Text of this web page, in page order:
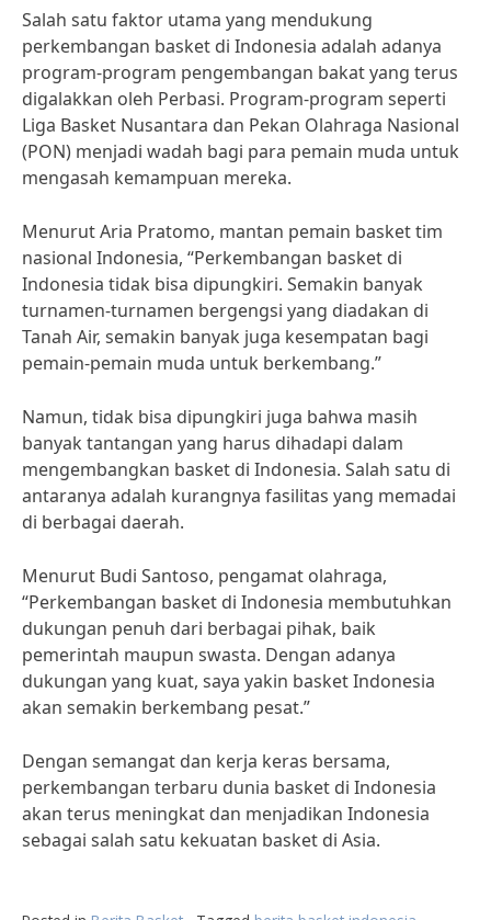
Salah satu faktor utama yang mendukung
perkembangan basket di Indonesia adalah adanya
program-program pengembangan bakat yang terus
digalakkan oleh Perbasi. Program-program seperti
Liga Basket Nusantara dan Pekan Olahraga Nasional
(PON) menjadi wadah bagi para pemain muda untuk
mengasah kemampuan mereka.
Menurut Aria Pratomo, mantan pemain basket tim
nasional Indonesia, “Perkembangan basket di
Indonesia tidak bisa dipungkiri. Semakin banyak
turnamen-turnamen bergengsi yang diadakan di
Tanah Air, semakin banyak juga kesempatan bagi
pemain-pemain muda untuk berkembang.”
Namun, tidak bisa dipungkiri juga bahwa masih
banyak tantangan yang harus dihadapi dalam
mengembangkan basket di Indonesia. Salah satu di
antaranya adalah kurangnya fasilitas yang memadai
di berbagai daerah.
Menurut Budi Santoso, pengamat olahraga,
“Perkembangan basket di Indonesia membutuhkan
dukungan penuh dari berbagai pihak, baik
pemerintah maupun swasta. Dengan adanya
dukungan yang kuat, saya yakin basket Indonesia
akan semakin berkembang pesat.”
Dengan semangat dan kerja keras bersama,
perkembangan terbaru dunia basket di Indonesia
akan terus meningkat dan menjadikan Indonesia
sebagai salah satu kekuatan basket di Asia.